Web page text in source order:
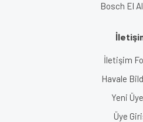
Bosch El
İletişim
Havale
Yeni
Üye